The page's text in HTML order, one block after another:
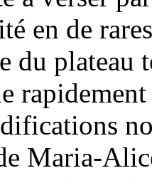
en de
du plateau
Maria-